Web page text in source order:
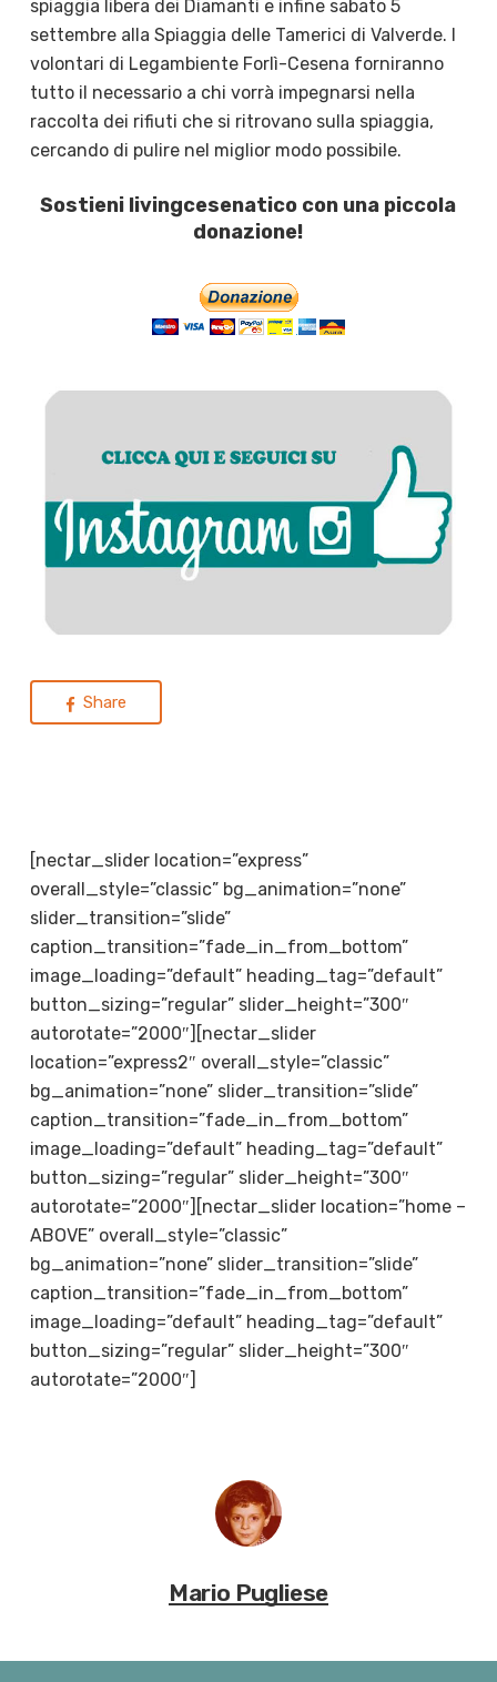
spiaggia libera dei Diamanti e infine sabato 5
settembre alla Spiaggia delle Tamerici di Valverde. I
volontari di Legambiente Forlì-Cesena forniranno
tutto il necessario a chi vorrà impegnarsi nella
raccolta dei rifiuti che si ritrovano sulla spiaggia,
cercando di pulire nel miglior modo possibile.
Sostieni livingcesenatico con una piccola
donazione!
Share
[nectar_slider location=”express”
overall_style=”classic” bg_animation=”none”
slider_transition=”slide”
caption_transition=”fade_in_from_bottom”
image_loading=”default” heading_tag=”default”
button_sizing=”regular” slider_height=”300″
autorotate=”2000″][nectar_slider
location=”express2″ overall_style=”classic”
bg_animation=”none” slider_transition=”slide”
caption_transition=”fade_in_from_bottom”
image_loading=”default” heading_tag=”default”
button_sizing=”regular” slider_height=”300″
autorotate=”2000″][nectar_slider location=”home –
ABOVE” overall_style=”classic”
bg_animation=”none” slider_transition=”slide”
caption_transition=”fade_in_from_bottom”
image_loading=”default” heading_tag=”default”
button_sizing=”regular” slider_height=”300″
autorotate=”2000″]
Mario Pugliese